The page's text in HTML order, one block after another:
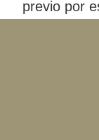
previo por